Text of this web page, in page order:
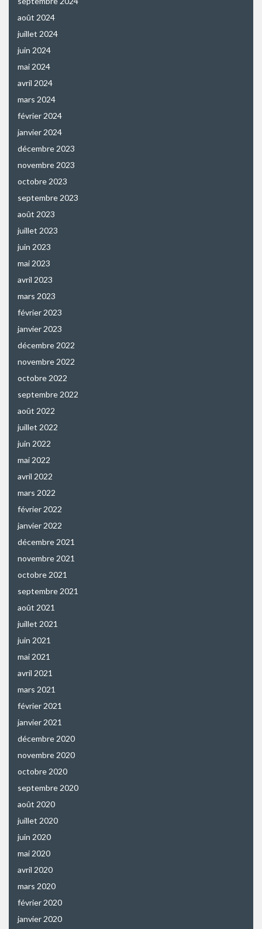
août 2024
juillet 2024
juin 2024
mai 2024
avril 2024
mars 2024
février 2024
janvier 2024
décembre 2023
novembre 2023
octobre 2023
septembre 2023
août 2023
juillet 2023
juin 2023
mai 2023
avril 2023
mars 2023
février 2023
janvier 2023
décembre 2022
novembre 2022
octobre 2022
septembre 2022
août 2022
juillet 2022
juin 2022
mai 2022
avril 2022
mars 2022
février 2022
janvier 2022
décembre 2021
novembre 2021
octobre 2021
septembre 2021
août 2021
juillet 2021
juin 2021
mai 2021
avril 2021
mars 2021
février 2021
janvier 2021
décembre 2020
novembre 2020
octobre 2020
septembre 2020
août 2020
juillet 2020
juin 2020
mai 2020
avril 2020
mars 2020
février 2020
janvier 2020